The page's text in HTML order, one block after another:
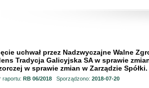
uchwał przez Nadzwyczajne Walne
Tradycja Galicyjska SA w sprawie
w sprawie zmian w Zarządzie Spółki.
raportu: RB 06/2018Sporządzono: 2018-07-20